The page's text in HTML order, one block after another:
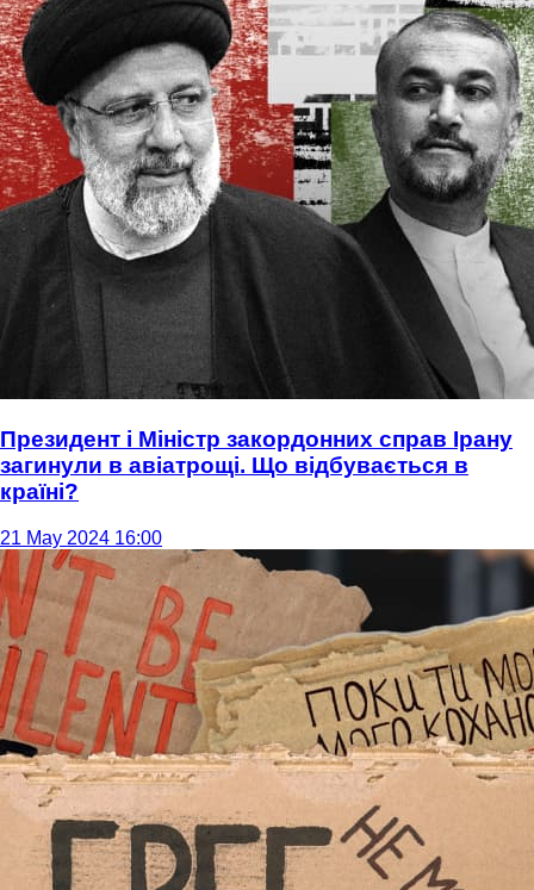
Президент і Міністр закордонних справ Ірану
загинули в авіатрощі. Що відбувається в
країні?
21 May 2024 16:00